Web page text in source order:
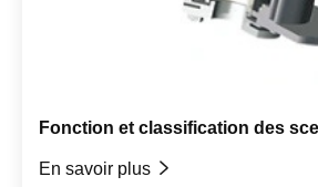
Fonction et classification des
En savoir plus 